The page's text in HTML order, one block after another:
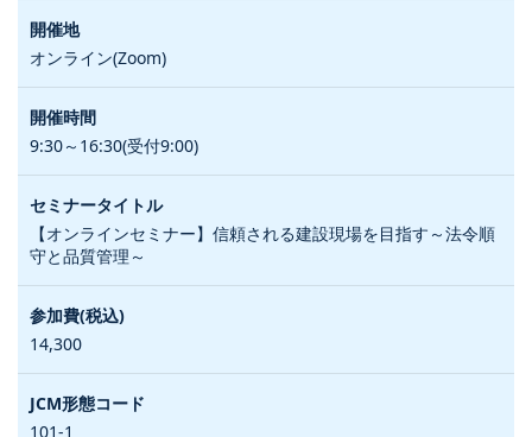
オンライン(Zoom)
9:30～16:30(受付9:00)
【オンラインセミナー】信頼される建設現場を目指す～法令順
守と品質管理～
14,300
101-1